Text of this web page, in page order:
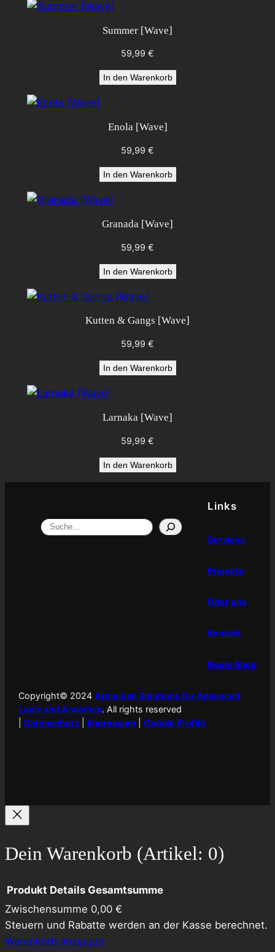
Summer [Wave]
59,99 €
In den Warenkorb
Enola [Wave]
59,99 €
In den Warenkorb
Granada [Wave]
59,99 €
In den Warenkorb
Kutten & Gangs [Wave]
59,99 €
In den Warenkorb
Larnaka [Wave]
59,99 €
In den Warenkorb
Search
Links
Services
Projekte
Über uns
Kontakt
Beats Shop
Copyright© 2024Armenian Solutions for Advanced
Logic and Analytics. All rights reserved
Datenschutz Impressum |Google Profile
Dein Warenkorb (Artikel: 0)
Produkte
Produkt Details Gesamtsumme
Zwischensumme 0,00 €
Steuern und Rabatte werden an der Kasse berechnet.
Warenkorb anzeigen